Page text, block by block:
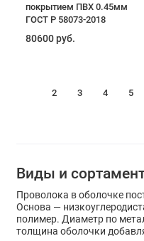
покрытием ПВХ 0.45мм
ГОСТ Р 58073-2018
80600 руб.
2 3 4 5
Виды и
Проволока в оболочке
Основа —
полимер. Диаметр по
толщина оболочки